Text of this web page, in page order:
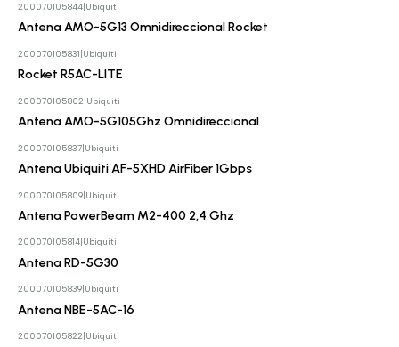
200070105844| Ubiquiti
Antena AMO-5G13 Omnidireccional Rocket
200070105831 Ubiquiti
Rocket R5AC-LITE
200070105802 Ubiquiti
Antena AMO-5G105Ghz Omnidireccional
200070105837| Ubiquiti
Antena Ubiquiti AF-5XHD AirFiber 1Gbps
200070105809| Ubiquiti
Antena PowerBeam M2-400 2,4 Ghz
200070105814| Ubiquiti
Antena RD-5G30
200070105839| Ubiquiti
Antena NBE-5AC-16
200070105822 Ubiquiti